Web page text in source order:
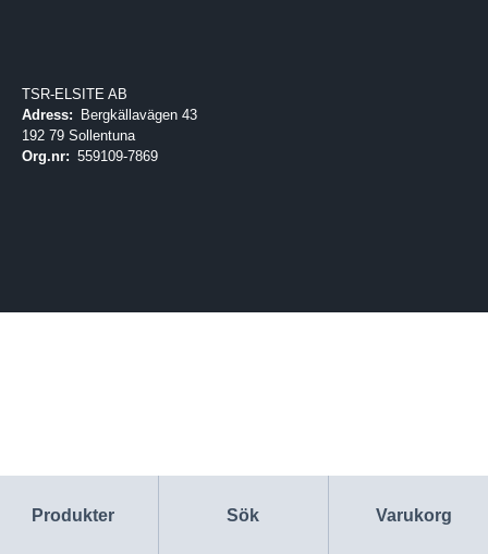
Produkter Sök Varukorg
TSR-ELSITE AB
Adress:
Bergkällavägen 43
192 79 Sollentuna
Org.nr: 559109-7869